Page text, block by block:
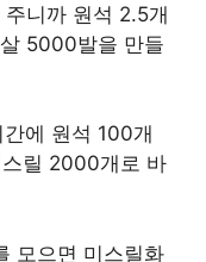
니까 원석 2.5개
5000발을 만들
에 원석 100개
릴 2000개로 바
모으면 미스릴화